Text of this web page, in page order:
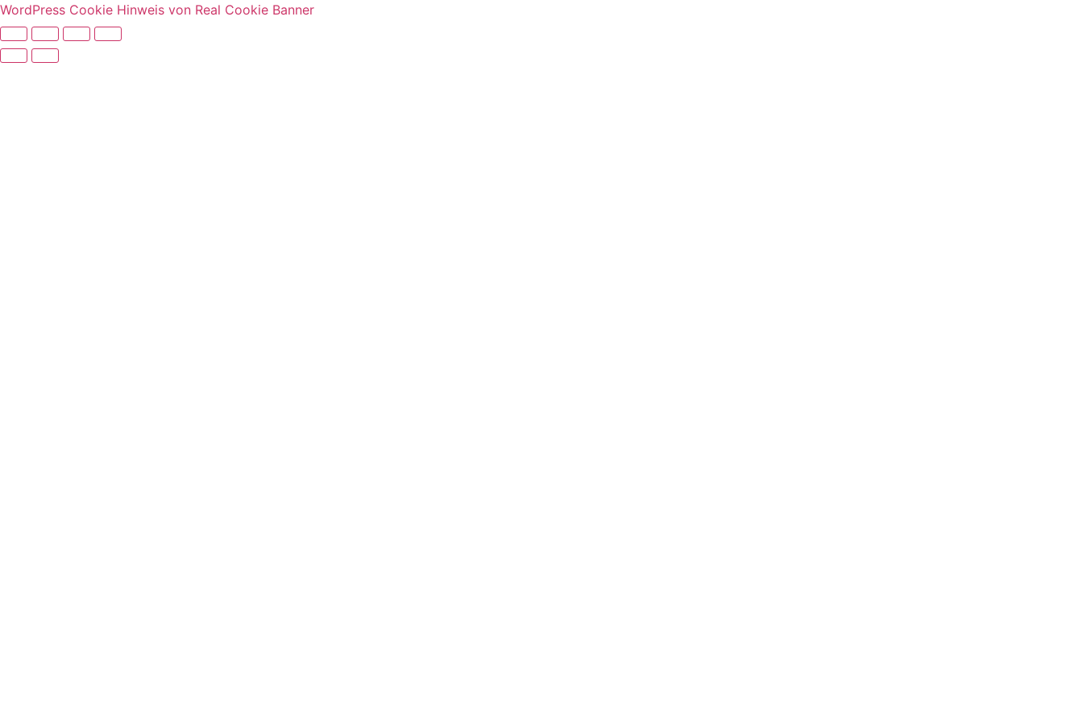
WordPress Cookie Hinweis von Real Cookie Banner